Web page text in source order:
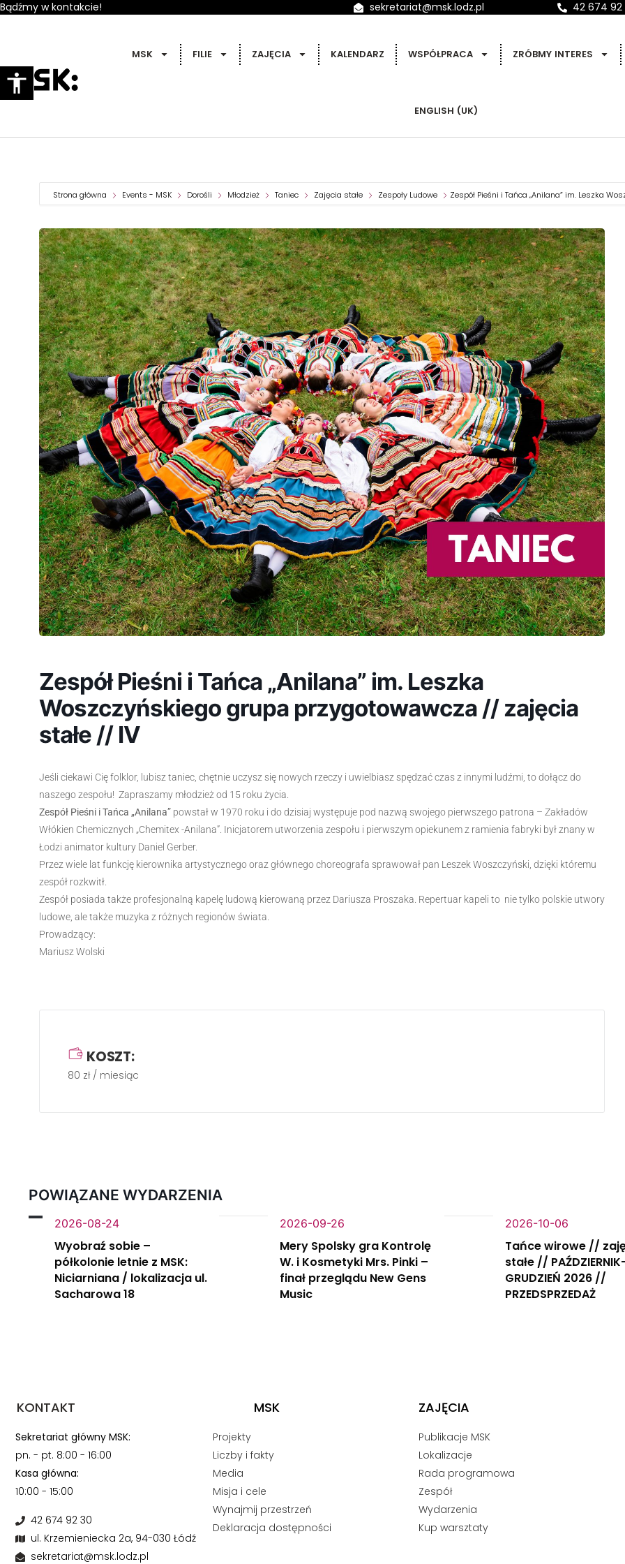
Bądźmy w kontakcie! sekretariat@msk.lodz.pl 42 674 92
MSK FILIE ZAJĘCIA KALENDARZ WSPÓŁPRACA ZRÓBMY INTERES
ENGLISH (UK)
Strona główna Events - MSK Dorośli Młodzież Taniec Zajęcia stałe Zespoły Ludowe Zespół Pieśni i Tańca „Anilana” im. Leszka
Zespół Pieśni i Tańca „Anilana” im. Leszka
Woszczyńskiego grupa przygotowawcza // zajęcia
stałe // IV
Jeśli ciekawi Cię folklor, lubisz taniec, chętnie uczysz się nowych rzeczy i uwielbiasz spędzać czas z innymi ludźmi, to dołącz do
naszego zespołu! Zapraszamy młodzież od 15 roku życia.
Zespół Pieśni i Tańca „Anilana” powstał w 1970 roku i do dzisiaj występuje pod nazwą swojego pierwszego patrona – Zakładów
Włókien Chemicznych „Chemitex -Anilana”. Inicjatorem utworzenia zespołu i pierwszym opiekunem z ramienia fabryki był znany w
Łodzi animator kultury Daniel Gerber.
Przez wiele lat funkcję kierownika artystycznego oraz głównego choreografa sprawował pan Leszek Woszczyński, dzięki któremu
zespół rozkwitł.
Zespół posiada także profesjonalną kapelę ludową kierowaną przez Dariusza Proszaka. Repertuar kapeli to nie tylko polskie utwory
ludowe, ale także muzyka z różnych regionów świata.
Prowadzący:
Mariusz Wolski
KOSZT:
80 zł / miesiąc
POWIĄZANE WYDARZENIA
2026-08-24
Wyobraź sobie –
półkolonie letnie z MSK:
Niciarniana / lokalizacja ul.
Sacharowa 18
2026-09-26
Mery Spolsky gra Kontrolę
W. i Kosmetyki Mrs. Pinki –
finał przeglądu New Gens
Music
2026-10-06
Tańce wirowe //
stałe //
GRUDZIEŃ 2026 //
PRZEDSPRZEDAŻ
KONTAKT MSK ZAJĘCIA
Sekretariat główny MSK:
pn. - pt. 8:00 - 16:00
Kasa główna:
10:00 - 15:00
42 674 92 30
ul. Krzemieniecka 2a, 94-030 Łódź
sekretariat@msk.lodz.pl
Projekty
Liczby i fakty
Media
Misja i cele
Wynajmij przestrzeń
Deklaracja dostępności
Publikacje MSK
Lokalizacje
Rada programowa
Zespół
Wydarzenia
Kup warsztaty